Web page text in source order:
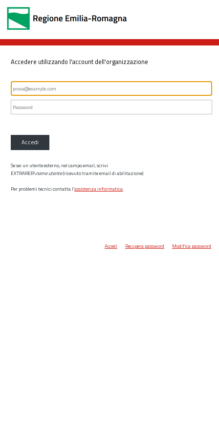
Accedere utilizzando l'account dell'organizzazione
Accedi
Se sei un utente esterno, nel campo email, scrivi
EXTRARER\nome utente(ricevuto tramite email di abilitazione)
Per problemi tecnici contatta l’assistenza informatica.
Accedi Recupera password Modifica password